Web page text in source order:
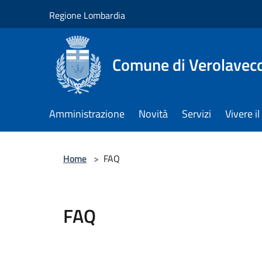
Regione Lombardia
Comune di
Amministrazione Novità Servizi Vivere
Home > FAQ
FAQ